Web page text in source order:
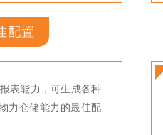
配置
表能力，可生成各种
力仓储能力的最佳配